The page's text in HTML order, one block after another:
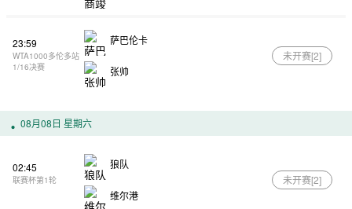
23:59
WTA1000多伦多站
1/16决赛
萨巴伦卡
张帅
未开赛[2]
08月08日 星期六
02:45
联赛杯第1轮
狼队
维尔港
未开赛[2]